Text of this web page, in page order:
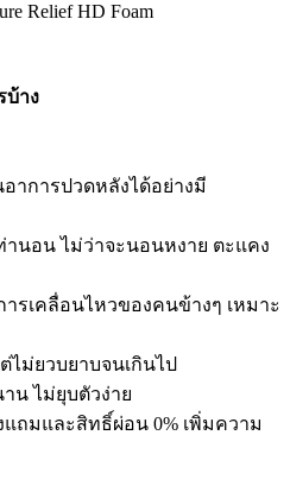
Relief HD Foam
บ้าง
าการปวดหลังได้อย่างมี
านอน ไม่ว่าจะนอนหงาย ตะแคง
รเคลื่อนไหวของคนข้างๆ เหมาะ
ม่ยวบยาบจนเกินไป
น ไม่ยุบตัวง่าย
ถมและสิทธิ์ผ่อน 0% เพิ่มความ